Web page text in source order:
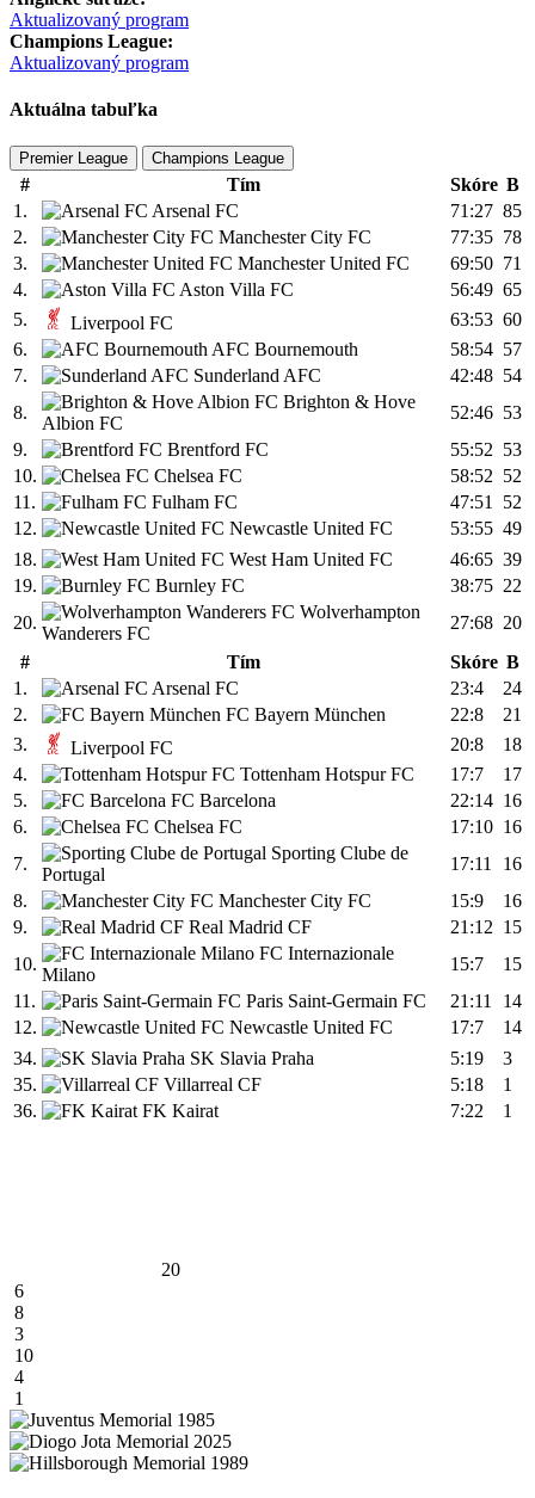
Aktualizovaný program
Champions League:
Aktualizovaný program
Aktuálna tabuľka
Premier League Champions League
# Tím Skóre B
1.
Arsenal FC 71:27 85
2.
Manchester City FC 77:35 78
3.
Manchester United FC 69:50 71
4.
Aston Villa FC 56:49 65
5.
Liverpool FC 63:53 60
6.
AFC Bournemouth 58:54 57
7.
Sunderland AFC 42:48 54
8.
Brighton & Hove
Albion FC
52:46 53
9.
Brentford FC 55:52 53
10.
Chelsea FC 58:52 52
11.
Fulham FC 47:51 52
12.
Newcastle United FC 53:55 49
18.
West Ham United FC 46:65 39
19.
Burnley FC 38:75 22
20.
Wolverhampton
Wanderers FC
27:68 20
#
Tím Skóre B
1.
Arsenal FC 23:4
24
2.
FC Bayern München 22:8
21
3.
Liverpool FC 20:8
18
4.
Tottenham Hotspur FC 17:7
17
5.
FC Barcelona 22:14 16
6.
Chelsea FC 17:10 16
7.
Sporting Clube de
Portugal
17:11
16
8.
Manchester City FC 15:9
16
9.
Real Madrid CF 21:12 15
10.
FC Internazionale
Milano
15:7
15
11.
Paris Saint-Germain FC 21:11
14
12.
Newcastle United FC 17:7
14
34.
SK Slavia Praha 5:19
3
35.
Villarreal CF 5:18
1
36.
FK Kairat 7:22 1
20
6
8
3
10
4
1